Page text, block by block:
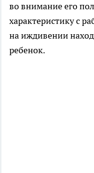
во внимание его
характеристику с
на иждивении
ребенок.